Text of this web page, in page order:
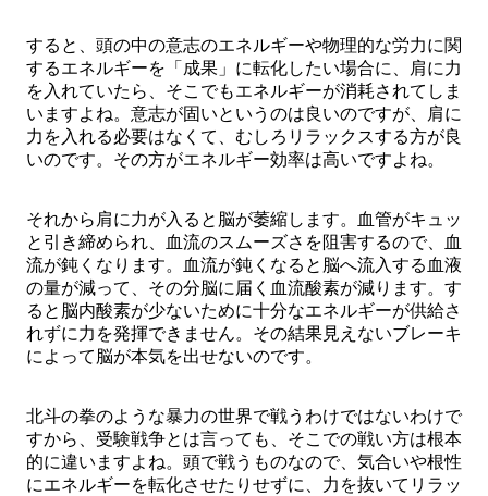
すると、頭の中の意志のエネルギーや物理的な労力に関
するエネルギーを「成果」に転化したい場合に、肩に力
を入れていたら、そこでもエネルギーが消耗されてしま
いますよね。意志が固いというのは良いのですが、肩に
力を入れる必要はなくて、むしろリラックスする方が良
いのです。その方がエネルギー効率は高いですよね。
それから肩に力が入ると脳が萎縮します。血管がキュッ
と引き締められ、血流のスムーズさを阻害するので、血
流が鈍くなります。血流が鈍くなると脳へ流入する血液
の量が減って、その分脳に届く血流酸素が減ります。す
ると脳内酸素が少ないために十分なエネルギーが供給さ
れずに力を発揮できません。その結果見えないブレーキ
によって脳が本気を出せないのです。
北斗の拳のような暴力の世界で戦うわけではないわけで
すから、受験戦争とは言っても、そこでの戦い方は根本
的に違いますよね。頭で戦うものなので、気合いや根性
にエネルギーを転化させたりせずに、力を抜いてリラッ